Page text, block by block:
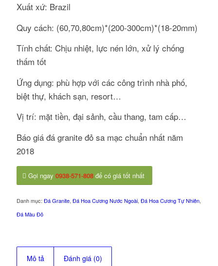
Xuất xứ: Brazil
Quy cách: (60,70,80cm)*(200-300cm)*(18-20mm)
Tính chất: Chịu nhiệt, lực nén lớn, xử lý chống
thấm tốt
Ứng dụng: phù hợp với các công trình nhà phố,
biệt thự, khách sạn, resort…
Vị trí: mặt tiền, đại sảnh, cầu thang, tam cấp…
Báo giá đá granite đỏ sa mạc chuẩn nhất năm
2018
Gọi ngay 0938-571-808để có giá tốt nhất
Danh mục: Đá Granite, Đá Hoa Cương Nước Ngoài, Đá Hoa Cương Tự Nhiên,
Đá Màu Đỏ
Mô tả Đánh giá (0)